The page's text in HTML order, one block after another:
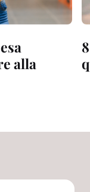
alla